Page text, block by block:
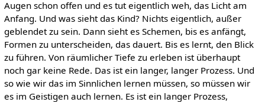
Augen schon offen und es tut eigentlich weh, das Licht am
Anfang. Und was sieht das Kind? Nichts eigentlich, außer
geblendet zu sein. Dann sieht es Schemen, bis es anfängt,
Formen zu unterscheiden, das dauert. Bis es lernt, den Blick
zu führen. Von räumlicher Tiefe zu erleben ist überhaupt
noch gar keine Rede. Das ist ein langer, langer Prozess. Und
so wie wir das im Sinnlichen lernen müssen, so müssen wir
es im Geistigen auch lernen. Es ist ein langer Prozess,